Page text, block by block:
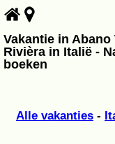
Vakantie in
Rivièra in Italië -
boeken
Alle vakanties -